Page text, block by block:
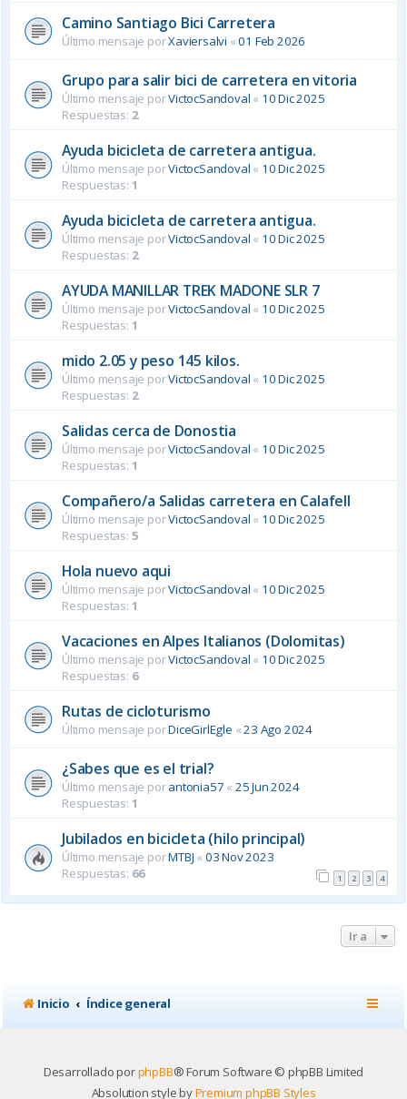
Camino Santiago Bici Carretera
Último mensaje porXaviersalvi «01 Feb 2026
Grupo para salir bici de carretera en vitoria
Último mensaje porVictocSandoval « 10 Dic 2025
Respuestas: 2
Ayuda bicicleta de carretera antigua.
Último mensaje porVictocSandoval « 10 Dic 2025
Respuestas: 1
Ayuda bicicleta de carretera antigua.
Último mensaje porVictocSandoval « 10 Dic 2025
Respuestas: 2
AYUDA MANILLAR TREK MADONE SLR 7
Último mensaje porVictocSandoval « 10 Dic 2025
Respuestas: 1
mido 2.05 y peso 145 kilos.
Último mensaje porVictocSandoval « 10 Dic 2025
Respuestas: 2
Salidas cerca de Donostia
Último mensaje porVictocSandoval « 10 Dic 2025
Respuestas: 1
Compañero/a Salidas carretera en Calafell
Último mensaje porVictocSandoval « 10 Dic 2025
Respuestas: 5
Hola nuevo aqui
Último mensaje porVictocSandoval « 10 Dic 2025
Respuestas: 1
Vacaciones en Alpes Italianos (Dolomitas)
Último mensaje porVictocSandoval « 10 Dic 2025
Respuestas: 6
Rutas de cicloturismo
Último mensaje porDiceGirlEgle «23 Ago 2024
¿Sabes que es el trial?
Último mensaje porantonia57 « 25 Jun 2024
Respuestas: 1
Jubilados en bicicleta (hilo principal)
Último mensaje porMTBJ « 03 Nov 2023
Respuestas: 66 1 2 3 4
Ir a
Inicio Índice general
Desarrollado porphpBB® Forum Software © phpBB Limited
Absolution style byPremium phpBB Styles